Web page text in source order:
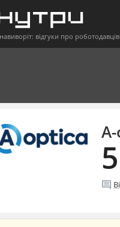
відгуки про роботодавців
comment